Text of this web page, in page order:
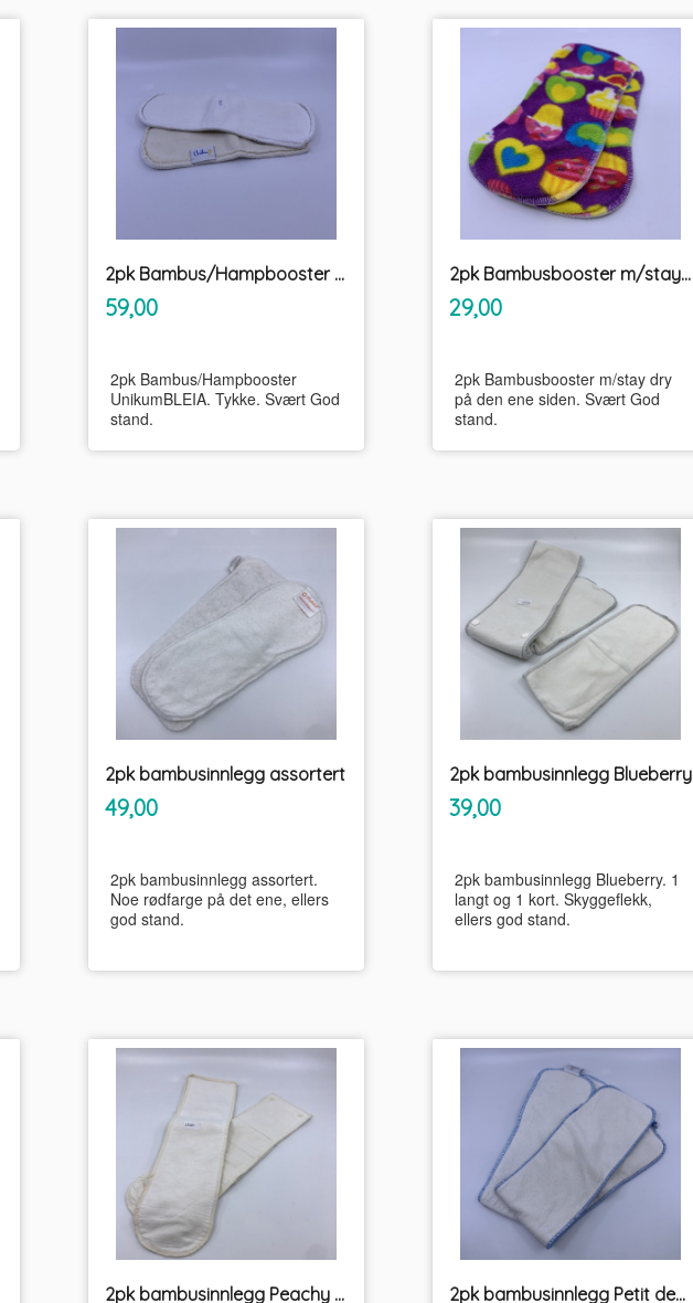
2pk Bambus/Hampbooster UnikumBLEIA
Pris
59,00inkl.
mva.
2pk Bambus/Hampbooster
UnikumBLEIA. Tykke. Svært God
stand.
2pk Bambusbooster m/stay dry
Pris
29,00mva.
2pk Bambusbooster m/stay dry
på den ene siden. Svært God
stand.
2pk bambusinnlegg assortert
Pris
49,00inkl.
mva.
2pk bambusinnlegg assortert.
Noe rødfarge på det ene, ellers
god stand.
2pk bambusinnlegg Blueberry
Pris
39,00mva.
2pk bambusinnlegg Blueberry. 1
langt og 1 kort. Skyggeflekk,
ellers god stand.
2pk bambusinnlegg Peachy Green tøybleier 2pk bambusinnlegg Petit dessous tøybleier